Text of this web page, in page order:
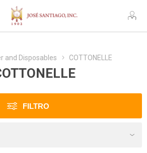
and Disposables COTTONELLE
FILTRO